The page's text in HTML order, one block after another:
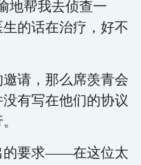
地帮我去侦查一
的话在治疗，好不
请，那么席羡青会
有写在他们的协议
的要求——在这位太